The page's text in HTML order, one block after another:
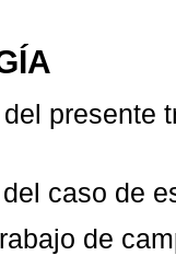
presente
caso de
de